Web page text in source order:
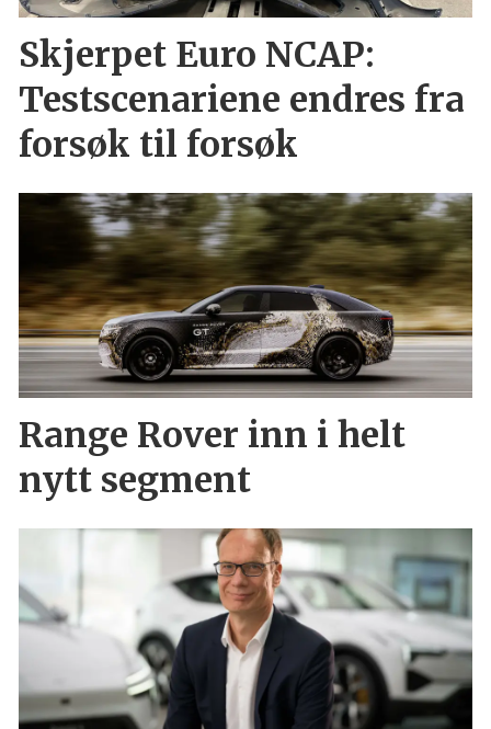
Skjerpet Euro NCAP:
Testscenariene endres fra
forsøk til forsøk
Range Rover inn i helt
nytt segment